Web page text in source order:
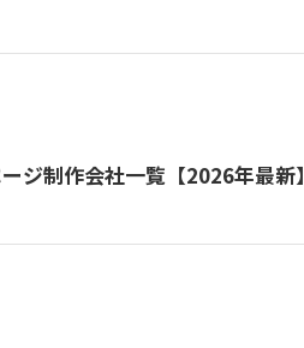
ジ制作会社一覧【2026年最新】